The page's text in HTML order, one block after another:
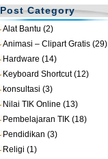
Post Category
Alat Bantu (2)
Animasi – Clipart Gratis (29)
Hardware (14)
Keyboard Shortcut(12)
konsultasi (3)
Nilai TIK Online (13)
Pembelajaran TIK (18)
Pendidikan (3)
Religi (1)